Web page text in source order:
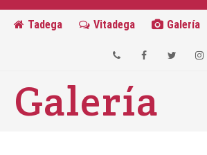
Tadega Vitadega Galería
PhoneFacebook
Galería